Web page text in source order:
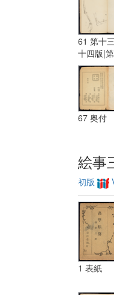
61 第十
十四版|
版
67 奥付
絵事
初版
1 表紙